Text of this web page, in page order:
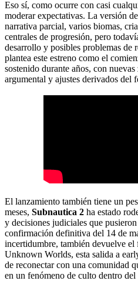
Eso sí, como ocurre con casi
moderar expectativas. La versión
narrativa parcial, varios biomas,
centrales de progresión, pero
desarrollo y posibles problemas
plantea este estreno como el
sostenido durante años, con
argumental y ajustes derivados del
El lanzamiento también tiene un
meses, Subnautica 2 ha estado
y decisiones judiciales que
confirmación definitiva del 14 de
incertidumbre, también devuelve
Unknown Worlds, esta salida a
de reconectar con una comunidad
en un fenómeno de culto dentro